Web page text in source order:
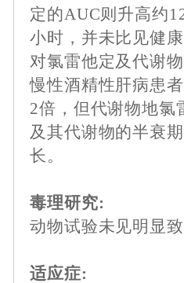
定的AUC则升高约
小时，并未比见健
对氯雷他定及代谢
慢性酒精性肝病患
2倍，但代谢物地氯
及其代谢物的半衰
长。
毒理研究:
动物试验未见明显
适应症: